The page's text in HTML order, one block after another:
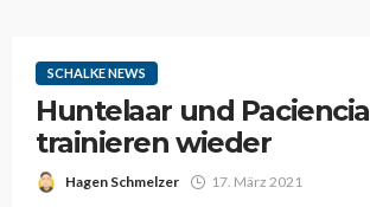
SCHALKE NEWS
Huntelaar und Paciencia
trainieren wieder
Hagen Schmelzer 17. März 2021